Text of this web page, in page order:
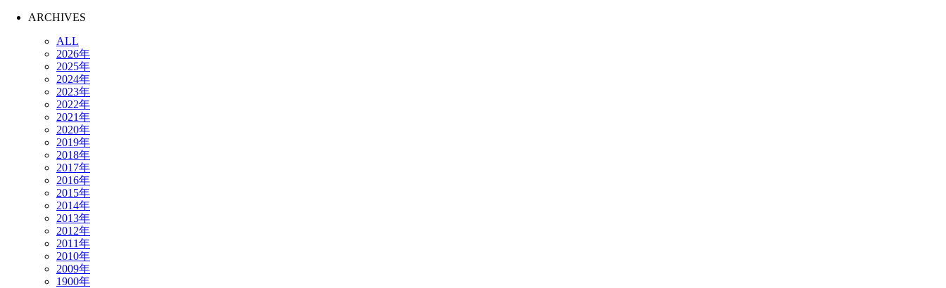
ARCHIVES
ALL
2026年
2025年
2024年
2023年
2022年
2021年
2020年
2019年
2018年
2017年
2016年
2015年
2014年
2013年
2012年
2011年
2010年
2009年
1900年